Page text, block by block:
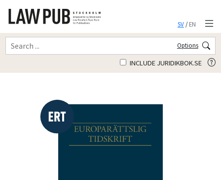
SV/EN
Options
INCLUDE JURIDIKBOK.SE